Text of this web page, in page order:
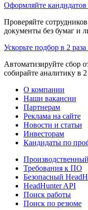
Оформляйте
Проверяйте
документы без бумаг и
Ускорьте подбор в 2
Автоматизируйте сбор
собирайте аналитику в
О компании
Наши вакансии
Партнерам
Реклама на сайте
Новости и статьи
Инвесторам
Кандидаты по
Требования к ПО
Безопасный
HeadHunter API
Поиск работы
Поиск по резюме